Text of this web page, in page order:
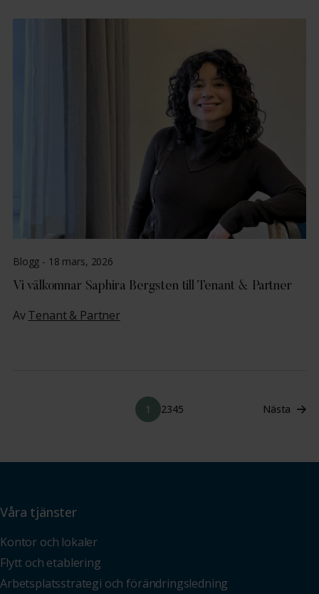
Blogg - 18 mars, 2026
Vi välkomnar Saphira Bergsten till Tenant & Partner
AvTenant & Partner
1 2345 Nästa
Våra tjänster
Kontor och lokaler
Flytt och etablering
Arbetsplatsstrategi och förändringsledning